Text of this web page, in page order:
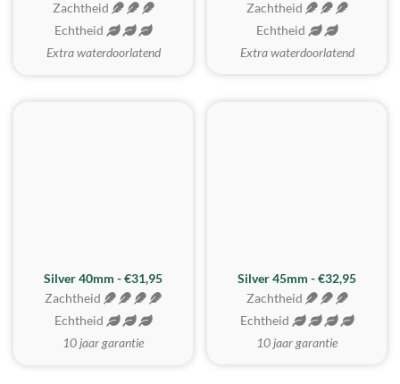
Zachtheid
Echtheid
Extra waterdoorlatend
Zachtheid
Echtheid
Extra waterdoorlatend
Silver 40mm - €31,95
Zachtheid
Echtheid
10 jaar garantie
MEEST GEKOZEN
Silver 45mm - €32,95
Zachtheid
Echtheid
10 jaar garantie